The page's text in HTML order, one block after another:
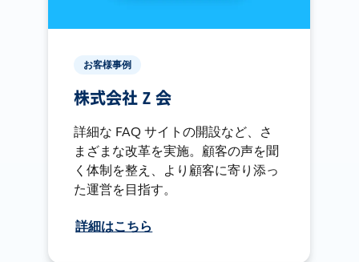
お客様事例
株式会社 Z 会
詳細な FAQ サイトの開設など、さ
まざまな改革を実施。顧客の声を聞
く体制を整え、より顧客に寄り添っ
た運営を目指す。
詳細はこちら